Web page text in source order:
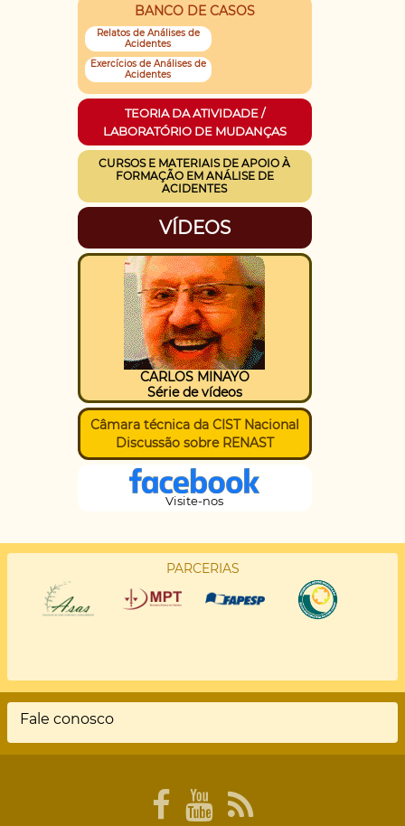
BANCO DE CASOS
Relatos de Análises de
Acidentes
Exercícios de Análises de
Acidentes
TEORIA DA ATIVIDADE /
LABORATÓRIO DE MUDANÇAS
CURSOS E MATERIAIS DE APOIO À
FORMAÇÃO EM ANÁLISE DE
ACIDENTES
VÍDEOS
CARLOS MINAYO
Série de vídeos
Câmara técnica da CIST Nacional
Discussão sobre RENAST
Visite-nos
PARCERIAS
Rodapé
Fale conosco